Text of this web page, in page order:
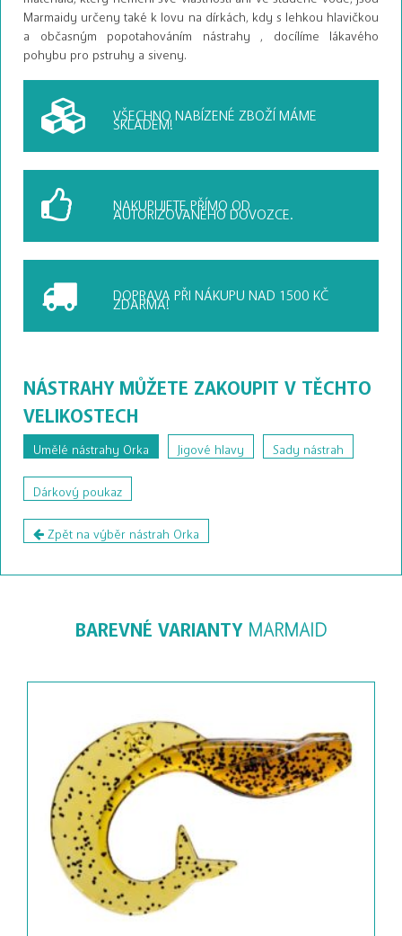
Marmaidy určeny také k lovu na dírkách, kdy s lehkou hlavičkou
a občasným popotahováním nástrahy , docílíme lákavého
pohybu pro pstruhy a siveny.
VŠECHNO NABÍZENÉ ZBOŽÍ MÁME
SKLADEM!
NAKUPUJETE PŘÍMO OD
AUTORIZOVANÉHO DOVOZCE.
DOPRAVA PŘI NÁKUPU NAD 1500 KČ
ZDARMA!
NÁSTRAHY MŮŽETE ZAKOUPIT V TĚCHTO
VELIKOSTECH
Umělé nástrahy Orka Jigové hlavy Sady nástrah
Dárkový poukaz
Zpět na výběr nástrah Orka
BAREVNÉ VARIANTY MARMAID